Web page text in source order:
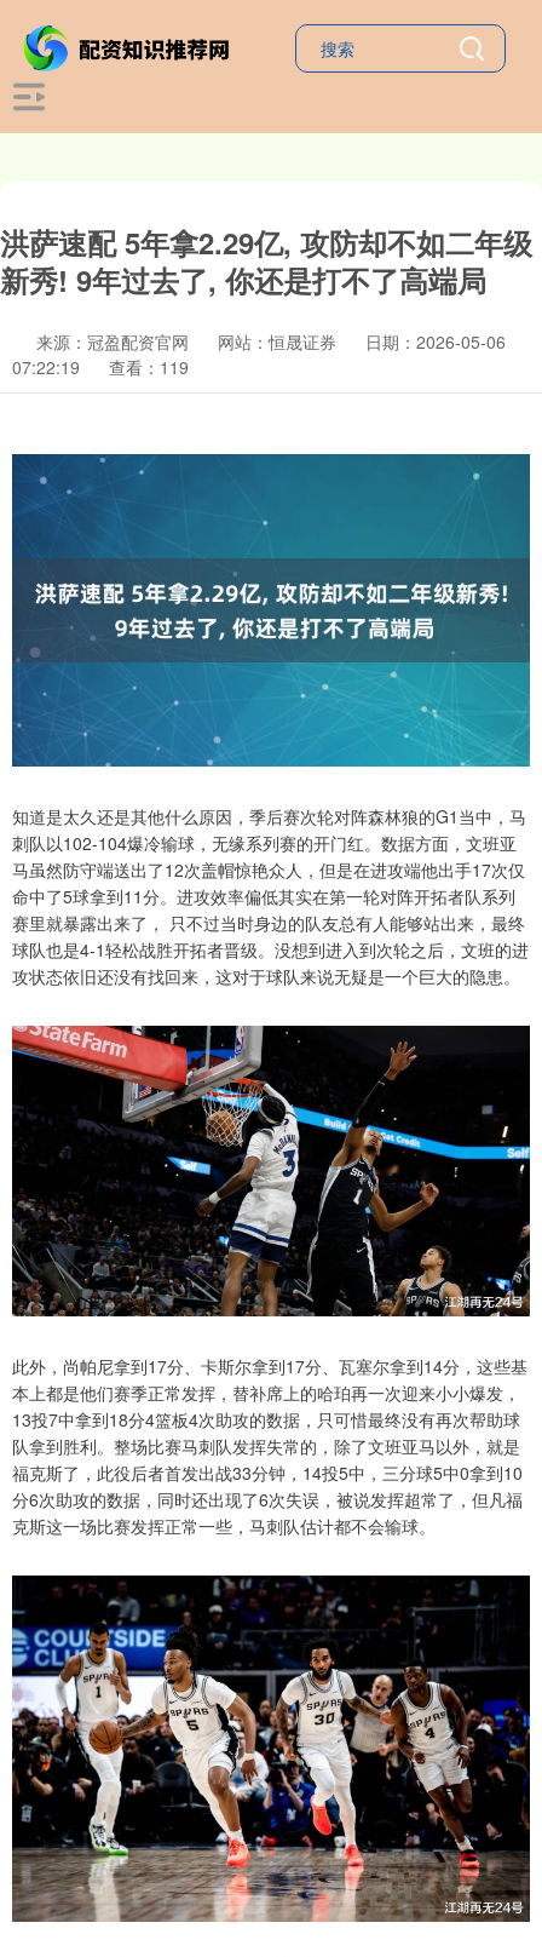
洪萨速配 5年拿2.29亿, 攻防却不如二年级
新秀! 9年过去了, 你还是打不了高端局
来源：冠盈配资官网 网站：恒晟证券
日期：2026-05-06
07:22:19
查看：119
知道是太久还是其他什么原因，季后赛次轮对阵森林狼的G1当中，马
刺队以102-104爆冷输球，无缘系列赛的开门红。数据方面，文班亚
马虽然防守端送出了12次盖帽惊艳众人，但是在进攻端他出手17次仅
命中了5球拿到11分。进攻效率偏低其实在第一轮对阵开拓者队系列
赛里就暴露出来了， 只不过当时身边的队友总有人能够站出来，最终
球队也是4-1轻松战胜开拓者晋级。没想到进入到次轮之后，文班的进
攻状态依旧还没有找回来，这对于球队来说无疑是一个巨大的隐患。
此外，尚帕尼拿到17分、卡斯尔拿到17分、瓦塞尔拿到14分，这些基
本上都是他们赛季正常发挥，替补席上的哈珀再一次迎来小小爆发，
13投7中拿到18分4篮板4次助攻的数据，只可惜最终没有再次帮助球
队拿到胜利。整场比赛马刺队发挥失常的，除了文班亚马以外，就是
福克斯了，此役后者首发出战33分钟，14投5中，三分球5中0拿到10
分6次助攻的数据，同时还出现了6次失误，被说发挥超常了，但凡福
克斯这一场比赛发挥正常一些，马刺队估计都不会输球。